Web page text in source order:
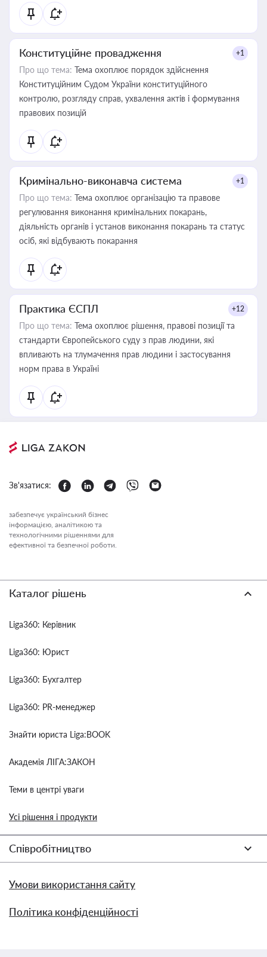
Конституційне провадження +1
Про що тема: Тема охоплює порядок здійснення
Конституційним Судом України конституційного
контролю, розгляду справ, ухвалення актів і формування
правових позицій
Кримінально-виконавча система +1
Про що тема: Тема охоплює організацію та правове
регулювання виконання кримінальних покарань,
діяльність органів і установ виконання покарань та статус
осіб, які відбувають покарання
Практика ЄСПЛ +12
Про що тема: Тема охоплює рішення, правові позиції та
стандарти Європейського суду з прав людини, які
впливають на тлумачення прав людини і застосування
норм права в Україні
Зв'язатися:
забезпечує український бізнес
інформацією, аналітикою та
технологічними рішеннями для
ефективної та безпечної роботи.
Каталог рішень
Liga360: Керівник
Liga360: Юрист
Liga360: Бухгалтер
Liga360: PR-менеджер
Знайти юриста Liga:BOOK
Академія ЛІГА:ЗАКОН
Теми в центрі уваги
Усі рішення і продукти
Співробітництво
Умови використання сайту
Політика конфіденційності